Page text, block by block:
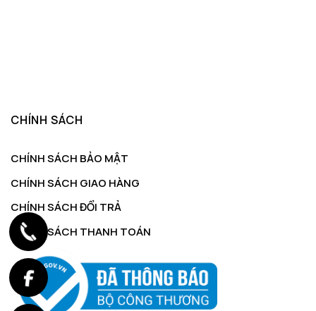
CHÍNH SÁCH
CHÍNH SÁCH BẢO MẬT
CHÍNH SÁCH GIAO HÀNG
CHÍNH SÁCH ĐỔI TRẢ
CHÍNH SÁCH THANH TOÁN